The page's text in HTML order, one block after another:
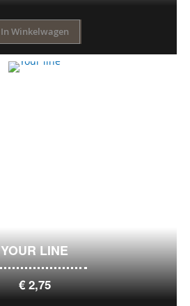
In Winkelwagen
YOUR LINE
€ 2,75